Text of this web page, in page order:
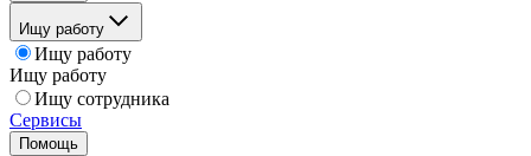
Ищу работу
Ищу работу
Ищу работу
Ищу сотрудника
Сервисы
Помощь